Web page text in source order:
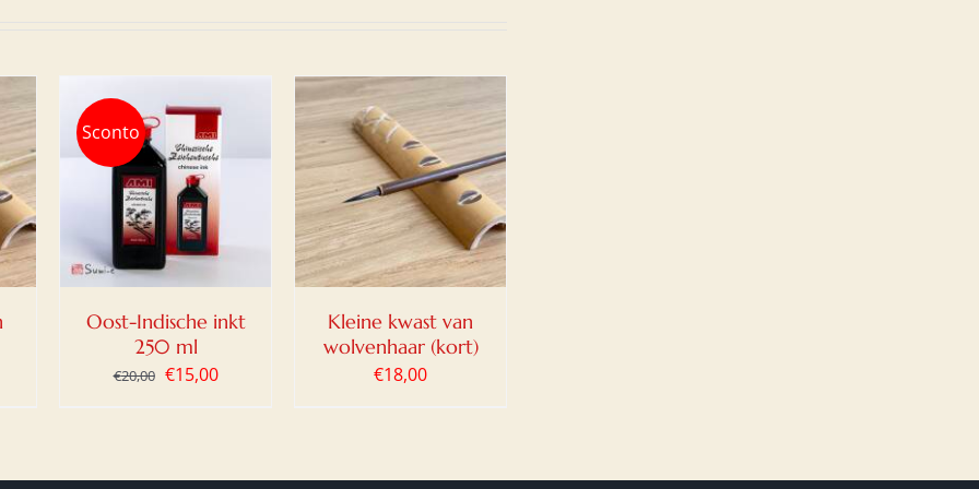
Sconto
/
Oost-Indische inkt
250 ml
€20,00 Oorspronkelijke
€15,00Huidige
TOEVOEGEN AAN
WINKELWAGEN
DETAILS
Kleine kwast van
wolvenhaar (kort)
€18,00